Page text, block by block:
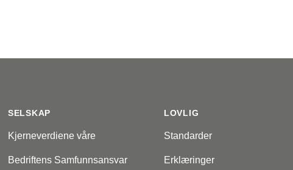
SELSKAP
Kjerneverdiene våre
Bedriftens Samfunnsansvar
LOVLIG
Standarder
Erklæringer